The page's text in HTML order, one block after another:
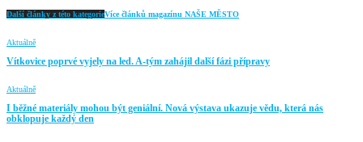
Další články z této kategorieVíce článků magazínu NAŠE MĚSTO
Aktuálně
Vítkovice poprvé vyjely na led. A-tým zahájil další fázi přípravy
Aktuálně
I běžné materiály mohou být geniální. Nová výstava ukazuje vědu, která nás
obklopuje každý den